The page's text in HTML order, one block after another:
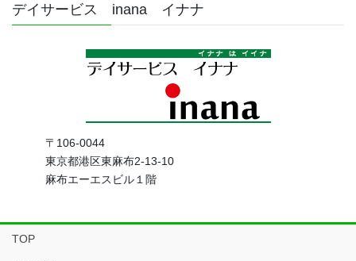
デイサービス inana イナナ
〒106-0044
東京都港区東麻布2-13-10
麻布エーエスビル１階
TOP